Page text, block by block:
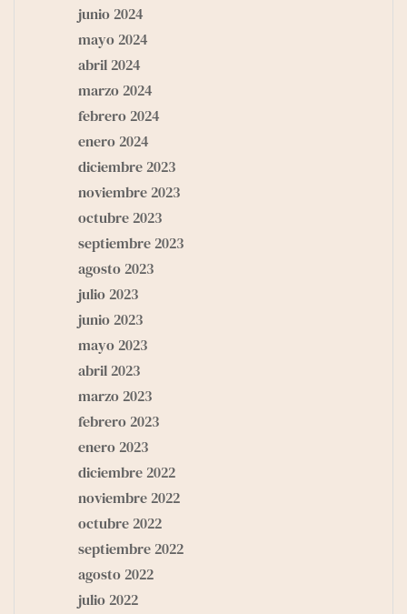
junio 2024
mayo 2024
abril 2024
marzo 2024
febrero 2024
enero 2024
diciembre 2023
noviembre 2023
octubre 2023
septiembre 2023
agosto 2023
julio 2023
junio 2023
mayo 2023
abril 2023
marzo 2023
febrero 2023
enero 2023
diciembre 2022
noviembre 2022
octubre 2022
septiembre 2022
agosto 2022
julio 2022